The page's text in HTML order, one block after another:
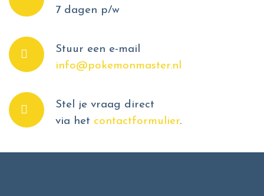
7 dagen p/w
Stuur een e-mail
info@pokemonmaster.nl
Stel je vraag direct
via het contactformulier.